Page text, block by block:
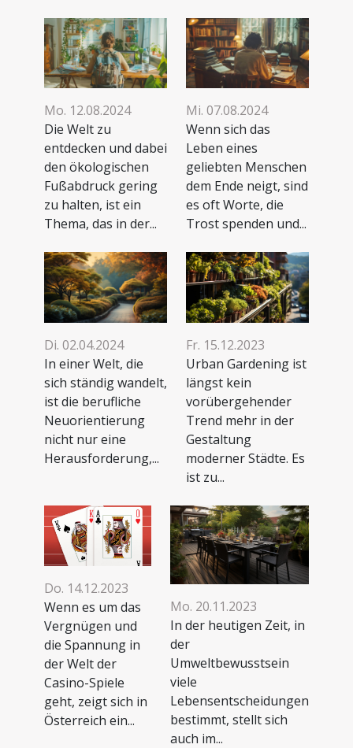
Mo. 12.08.2024
Die Welt zu
entdecken und dabei
den ökologischen
Fußabdruck gering
zu halten, ist ein
Thema, das in der...
Mi. 07.08.2024
Wenn sich das
Leben eines
geliebten Menschen
dem Ende neigt, sind
es oft Worte, die
Trost spenden und...
Di. 02.04.2024
In einer Welt, die
sich ständig wandelt,
ist die berufliche
Neuorientierung
nicht nur eine
Herausforderung,...
Fr. 15.12.2023
Urban Gardening ist
längst kein
vorübergehender
Trend mehr in der
Gestaltung
moderner Städte. Es
ist zu...
Do. 14.12.2023
Wenn es um das
Vergnügen und
die Spannung in
der Welt der
Casino-Spiele
geht, zeigt sich in
Österreich ein...
Mo. 20.11.2023
In der heutigen Zeit, in
der
Umweltbewusstsein
viele
Lebensentscheidungen
bestimmt, stellt sich
auch im...